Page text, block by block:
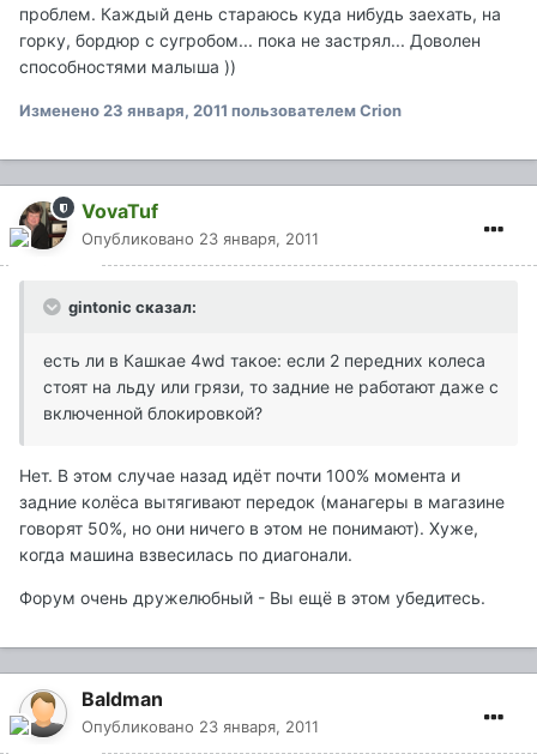
проблем. Каждый день стараюсь куда нибудь заехать, на
горку, бордюр с сугробом... пока не застрял... Доволен
способностями малыша ))
Изменено23 января, 2011 пользователем Crion
VovaTuf
Опубликовано 23 января, 2011
gintonic сказал:
есть ли в Кашкае 4wd такое: если 2 передних колеса
стоят на льду или грязи, то задние не работают даже с
включенной блокировкой?
Нет. В этом случае назад идёт почти 100% момента и
задние колёса вытягивают передок (манагеры в магазине
говорят 50%, но они ничего в этом не понимают). Хуже,
когда машина взвесилась по диагонали.
Форум очень дружелюбный - Вы ещё в этом убедитесь.
Baldman
Опубликовано 23 января, 2011